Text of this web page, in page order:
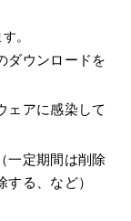
。
ダウンロードを
ェアに感染して
一定期間は削除
る、など）